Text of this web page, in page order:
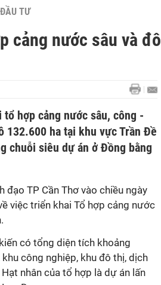
TƯ
cảng nước sâu và đô
hợp cảng nước sâu, công -
ha tại khu vực Trần Đề
chuỗi siêu dự án ở Đồng bằng
TP Cần Thơ vào chiều ngày
việc triển khai Tổ hợp cảng nước
có tổng diện tích khoảng
công nghiệp, khu đô thị, dịch
nhân của tổ hợp là dự án lấn